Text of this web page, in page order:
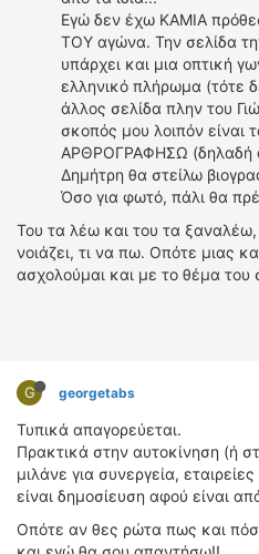
Εγώ δεν έχω ΚΑΜΙΑ
ΤΟΥ αγώνα. Την σελίδα
υπάρχει και μια οπτική
ελληνικό πλήρωμα (τότε
άλλος σελίδα πλην του
σκοπός μου λοιπόν είναι
ΑΡΘΡΟΓΡΑΦΗΣΩ (δηλαδή
Δημήτρη θα στείλω
Όσο για φωτό, πάλι θα
Του τα λέω και του τα
νοιάζει, τι να πω. Οπότε μιας
ασχολούμαι και με το θέμα του
G georgetabs
Τυπικά απαγορεύεται.
Πρακτικά στην αυτοκίνηση (ή
μιλάνε για συνεργεία,
είναι δημοσίευση αφού είναι
Οπότε αν θες ρώτα πως και